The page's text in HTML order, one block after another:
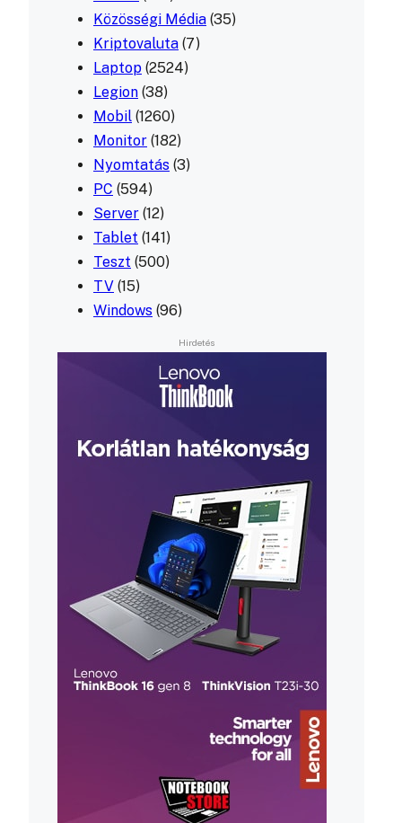
Közösségi Média (35)
Kriptovaluta (7)
Laptop (2524)
Legion (38)
Mobil (1260)
Monitor (182)
Nyomtatás (3)
PC (594)
Server (12)
Tablet (141)
Teszt (500)
TV (15)
Windows (96)